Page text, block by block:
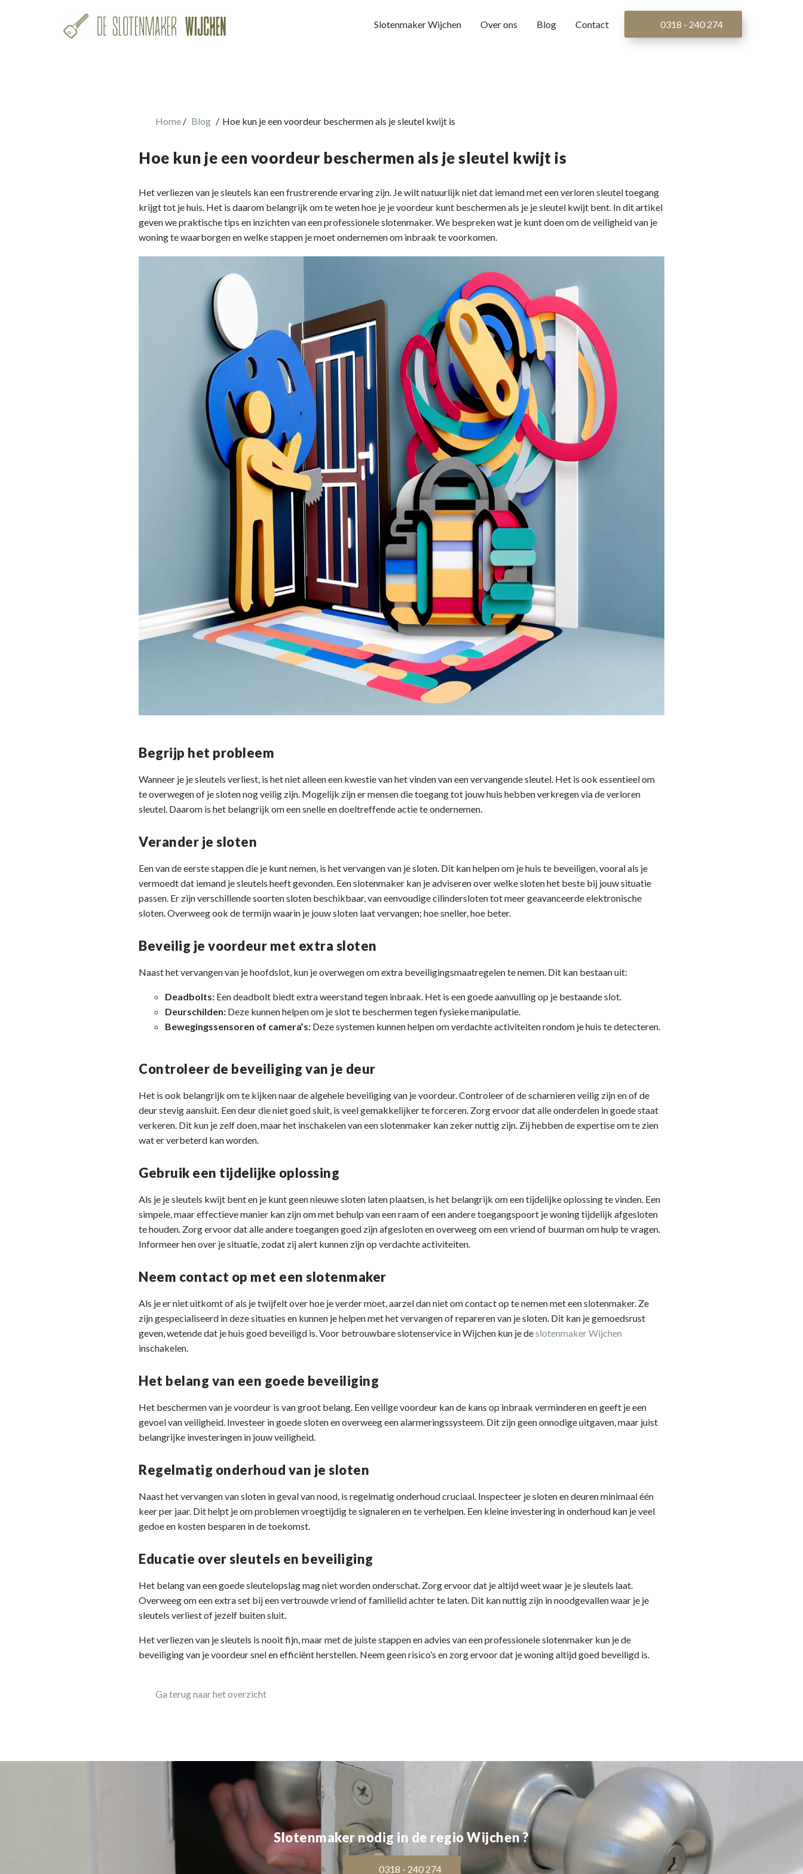
Slotenmaker Wijchen Over ons Blog Contact 0318 - 240 274
Home Blog Hoe kun je een voordeur beschermen als je sleutel kwijt is
Hoe kun je een voordeur beschermen als je sleutel kwijt is
Het verliezen van je sleutels kan een frustrerende ervaring zijn. Je wilt natuurlijk niet dat iemand met een verloren sleutel toegang
krijgt tot je huis. Het is daarom belangrijk om te weten hoe je je voordeur kunt beschermen als je je sleutel kwijt bent. In dit artikel
geven we praktische tips en inzichten van een professionele slotenmaker. We bespreken wat je kunt doen om de veiligheid van je
woning te waarborgen en welke stappen je moet ondernemen om inbraak te voorkomen.
Begrijp het probleem
Wanneer je je sleutels verliest, is het niet alleen een kwestie van het vinden van een vervangende sleutel. Het is ook essentieel om
te overwegen of je sloten nog veilig zijn. Mogelijk zijn er mensen die toegang tot jouw huis hebben verkregen via de verloren
sleutel. Daarom is het belangrijk om een snelle en doeltreffende actie te ondernemen.
Verander je sloten
Een van de eerste stappen die je kunt nemen, is het vervangen van je sloten. Dit kan helpen om je huis te beveiligen, vooral als je
vermoedt dat iemand je sleutels heeft gevonden. Een slotenmaker kan je adviseren over welke sloten het beste bij jouw situatie
passen. Er zijn verschillende soorten sloten beschikbaar, van eenvoudige cilindersloten tot meer geavanceerde elektronische
sloten. Overweeg ook de termijn waarin je jouw sloten laat vervangen; hoe sneller, hoe beter.
Beveilig je voordeur met extra sloten
Naast het vervangen van je hoofdslot, kun je overwegen om extra beveiligingsmaatregelen te nemen. Dit kan bestaan uit:
Deadbolts: Een deadbolt biedt extra weerstand tegen inbraak. Het is een goede aanvulling op je bestaande slot.
Deurschilden: Deze kunnen helpen om je slot te beschermen tegen fysieke manipulatie.
Bewegingssensoren of camera’s: Deze systemen kunnen helpen om verdachte activiteiten rondom je huis te detecteren.
Controleer de beveiliging van je deur
Het is ook belangrijk om te kijken naar de algehele beveiliging van je voordeur. Controleer of de scharnieren veilig zijn en of de
deur stevig aansluit. Een deur die niet goed sluit, is veel gemakkelijker te forceren. Zorg ervoor dat alle onderdelen in goede staat
verkeren. Dit kun je zelf doen, maar het inschakelen van een slotenmaker kan zeker nuttig zijn. Zij hebben de expertise om te zien
wat er verbeterd kan worden.
Gebruik een tijdelijke oplossing
Als je je sleutels kwijt bent en je kunt geen nieuwe sloten laten plaatsen, is het belangrijk om een tijdelijke oplossing te vinden. Een
simpele, maar effectieve manier kan zijn om met behulp van een raam of een andere toegangspoort je woning tijdelijk afgesloten
te houden. Zorg ervoor dat alle andere toegangen goed zijn afgesloten en overweeg om een vriend of buurman om hulp te vragen.
Informeer hen over je situatie, zodat zij alert kunnen zijn op verdachte activiteiten.
Neem contact op met een slotenmaker
Als je er niet uitkomt of als je twijfelt over hoe je verder moet, aarzel dan niet om contact op te nemen met een slotenmaker. Ze
zijn gespecialiseerd in deze situaties en kunnen je helpen met het vervangen of repareren van je sloten. Dit kan je gemoedsrust
geven, wetende dat je huis goed beveiligd is. Voor betrouwbare slotenservice in Wijchen kun je deslotenmaker Wijchen
inschakelen.
Het belang van een goede beveiliging
Het beschermen van je voordeur is van groot belang. Een veilige voordeur kan de kans op inbraak verminderen en geeft je een
gevoel van veiligheid. Investeer in goede sloten en overweeg een alarmeringssysteem. Dit zijn geen onnodige uitgaven, maar juist
belangrijke investeringen in jouw veiligheid.
Regelmatig onderhoud van je sloten
Naast het vervangen van sloten in geval van nood, is regelmatig onderhoud cruciaal. Inspecteer je sloten en deuren minimaal één
keer per jaar. Dit helpt je om problemen vroegtijdig te signaleren en te verhelpen. Een kleine investering in onderhoud kan je veel
gedoe en kosten besparen in de toekomst.
Educatie over sleutels en beveiliging
Het belang van een goede sleutelopslag mag niet worden onderschat. Zorg ervoor dat je altijd weet waar je je sleutels laat.
Overweeg om een extra set bij een vertrouwde vriend of familielid achter te laten. Dit kan nuttig zijn in noodgevallen waar je je
sleutels verliest of jezelf buiten sluit.
Het verliezen van je sleutels is nooit fijn, maar met de juiste stappen en advies van een professionele slotenmaker kun je de
beveiliging van je voordeur snel en efficiënt herstellen. Neem geen risico’s en zorg ervoor dat je woning altijd goed beveiligd is.
Ga terug naar het overzicht
Slotenmaker nodig in de regio Wijchen ?
0318 - 240 274